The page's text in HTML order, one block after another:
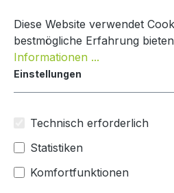
Paketbox Creative
Mypaketkasten
Bildergalerie überspringen
Diese Website verwendet
bestmögliche Erfahrung
Informationen ...
Einstellungen
Technisch erforderlich
Statistiken
Komfortfunktionen